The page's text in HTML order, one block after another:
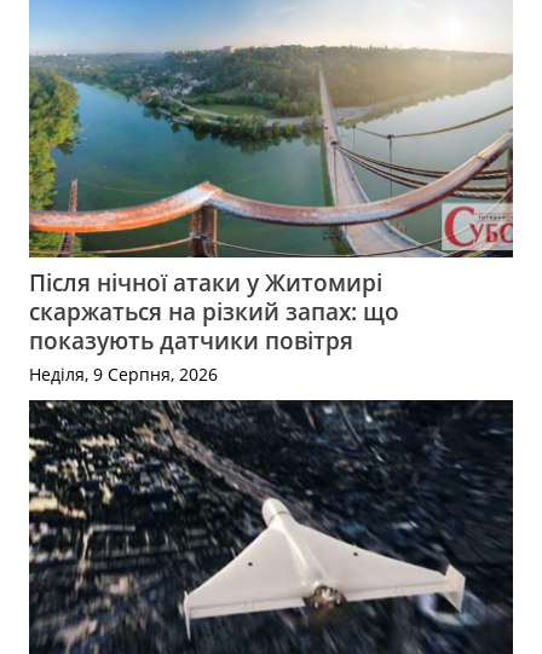
Після нічної атаки у Житомирі
скаржаться на різкий запах: що
показують датчики повітря
Неділя, 9 Серпня, 2026